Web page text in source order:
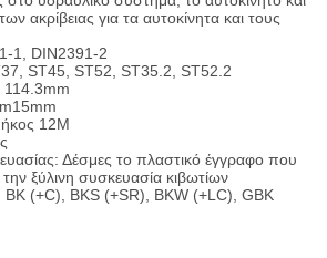
ακρίβειας για τα αυτοκίνητα και τους
1, DIN2391-2
ST45, ST52, ST35.2, ST52.2
114.3mm
12M
Δέσμες το πλαστικό έγγραφο που
ξύλινη συσκευασία κιβωτίων
(+C), BKS (+SR), BKW (+LC), GBK